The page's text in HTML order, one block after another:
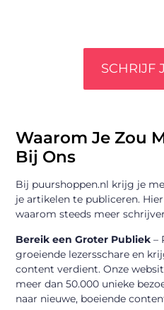
Waarom Je Zou
Bij Ons
Bij puurshoppen.nl krijg je
je artikelen te publiceren.
waarom steeds meer
Bereik een Groter Publiek –
groeiende lezersschare en
content verdient. Onze
meer dan 50.000 unieke
naar nieuwe, boeiende
SCHRIJF